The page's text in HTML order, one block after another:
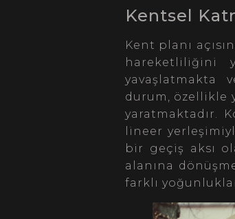
Kentsel
Kent planı
hareketliliğini
yavaşlatmakta
durum, özellikle
yaratmaktadır.
lineer
bir geçiş aksı
alanına
farklı